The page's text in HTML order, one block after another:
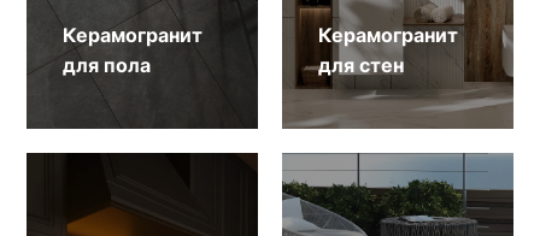
Керамогранит
для пола
Керамогранит
для стен